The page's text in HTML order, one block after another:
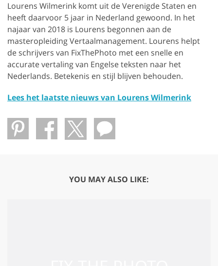
Lourens Wilmerink komt uit de Verenigde Staten en
heeft daarvoor 5 jaar in Nederland gewoond. In het
najaar van 2018 is Lourens begonnen aan de
masteropleiding Vertaalmanagement. Lourens helpt
de schrijvers van FixThePhoto met een snelle en
accurate vertaling van Engelse teksten naar het
Nederlands. Betekenis en stijl blijven behouden.
Lees het laatste nieuws van Lourens Wilmerink
YOU MAY ALSO LIKE: